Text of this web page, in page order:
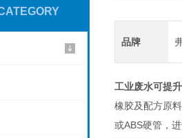
品牌
工业废水可提
橡胶及配方原
或ABS硬管，